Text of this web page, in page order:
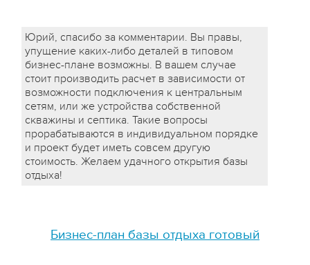
Юрий, спасибо за комментарии. Вы правы,
упущение каких-либо деталей в типовом
бизнес-плане возможны. В вашем случае
стоит производить расчет в зависимости от
возможности подключения к центральным
сетям, или же устройства собственной
скважины и септика. Такие вопросы
прорабатываются в индивидуальном порядке
и проект будет иметь совсем другую
стоимость. Желаем удачного открытия базы
отдыха!
Бизнес-план базы отдыха готовый